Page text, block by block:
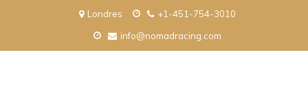
to
Londres +1-451-754-3010
info@nomadracing.com